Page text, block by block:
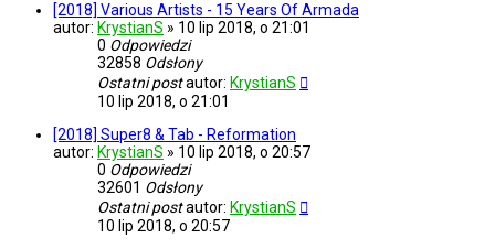
[2018] Various Artists - 15 Years Of Armada
autor: KrystianS » 10 lip 2018, o 21:01
0 Odpowiedzi
32858 Odsłony
Ostatni postautor: KrystianS
10 lip 2018, o 21:01
[2018] Super8 & Tab - Reformation
autor: KrystianS » 10 lip 2018, o 20:57
0 Odpowiedzi
32601 Odsłony
Ostatni postautor: KrystianS
10 lip 2018, o 20:57